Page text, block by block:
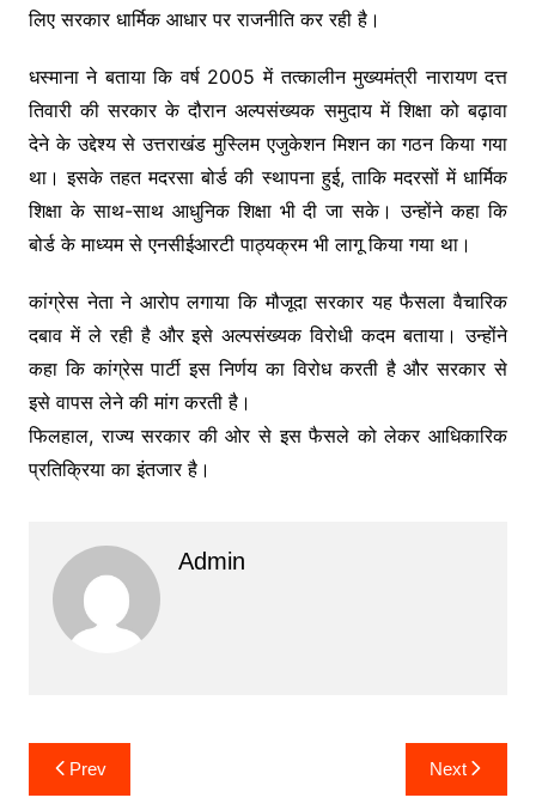
लिए सरकार धार्मिक आधार पर राजनीति कर रही है।
धस्माना ने बताया कि वर्ष 2005 में तत्कालीन मुख्यमंत्री नारायण दत्त
तिवारी की सरकार के दौरान अल्पसंख्यक समुदाय में शिक्षा को बढ़ावा
देने के उद्देश्य से उत्तराखंड मुस्लिम एजुकेशन मिशन का गठन किया गया
था। इसके तहत मदरसा बोर्ड की स्थापना हुई, ताकि मदरसों में धार्मिक
शिक्षा के साथ-साथ आधुनिक शिक्षा भी दी जा सके। उन्होंने कहा कि
बोर्ड के माध्यम से एनसीईआरटी पाठ्यक्रम भी लागू किया गया था।
कांग्रेस नेता ने आरोप लगाया कि मौजूदा सरकार यह फैसला वैचारिक
दबाव में ले रही है और इसे अल्पसंख्यक विरोधी कदम बताया। उन्होंने
कहा कि कांग्रेस पार्टी इस निर्णय का विरोध करती है और सरकार से
इसे वापस लेने की मांग करती है।
फिलहाल, राज्य सरकार की ओर से इस फैसले को लेकर आधिकारिक
प्रतिक्रिया का इंतजार है।
Admin
Post
navigation
Prev Next